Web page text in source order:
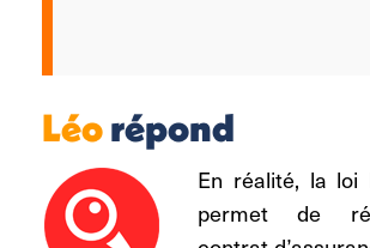
Léorépond
En réalité, la loi
permet de